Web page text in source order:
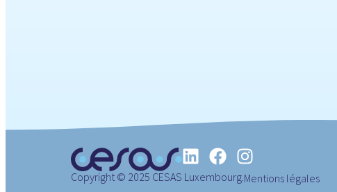
Copyright © 2025 CESAS Luxembourg. Mentions légales